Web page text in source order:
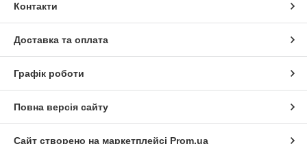
Контакти
Доставка та оплата
Графік роботи
Повна версія сайту
Сайт створено на маркетплейсі Prom.ua